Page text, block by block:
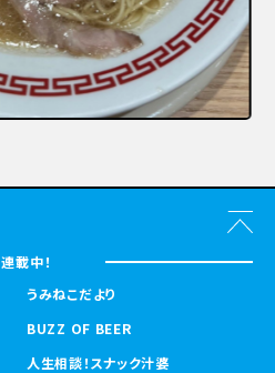
連載中！
うみねこだより
BUZZ OF BEER
人生相談！スナック汁婆